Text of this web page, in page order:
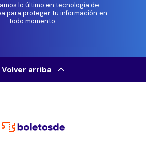
lo último en tecnología de
para proteger tu información en
todo momento.
Volver arriba